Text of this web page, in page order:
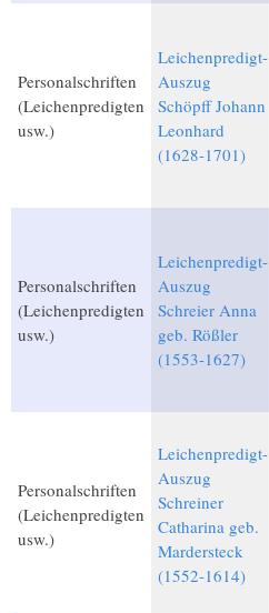
Personalschriften
(Leichenpredigten
usw.)
Leichenpredigt-
Auszug
Schöpff Johann
Leonhard
(1628-1701)
Personalschriften
(Leichenpredigten
usw.)
Leichenpredigt-
Auszug
Schreier Anna
geb. Rößler
(1553-1627)
Personalschriften
(Leichenpredigten
usw.)
Leichenpredigt-
Auszug
Schreiner
Catharina geb.
Mardersteck
(1552-1614)